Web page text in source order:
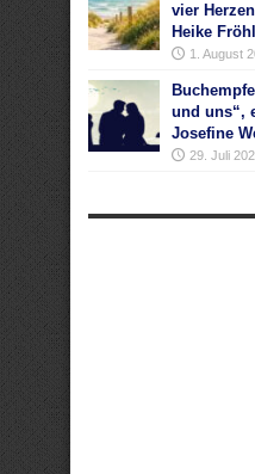
vier
Heike
1. August
und uns“,
Josefine
29. Juli